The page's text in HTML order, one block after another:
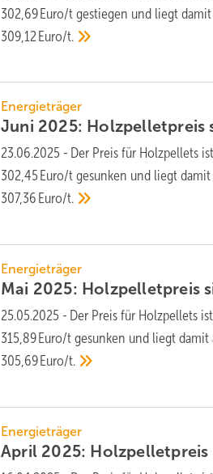
302,69 Euro/t ge­stiegen und liegt
309,12 Euro/t.
Energieträger
Juni 2025: Holzpellet­preis
23.06.2025 - Der Preis für Holz­pellets
302,45 Euro/t ge­sunken und liegt
307,36 Euro/t.
Energieträger
Mai 2025: Holzpellet­preis
25.05.2025 - Der Preis für Holz­pellets
315,89 Euro/t ge­sunken und liegt
305,69 Euro/t.
Energieträger
April 2025: